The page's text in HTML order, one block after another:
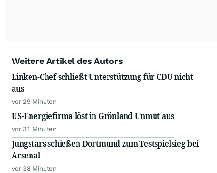
Weitere Artikel des Autors
Linken-Chef schließt Unterstützung für CDU nicht
aus
vor 29 Minuten
US-Energiefirma löst in Grönland Unmut aus
vor 31 Minuten
Jungstars schießen Dortmund zum Testspielsieg bei
Arsenal
vor 38 Minuten